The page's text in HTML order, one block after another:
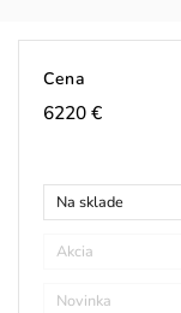
Cena
6220€
Na sklade
Akcia
Novinka